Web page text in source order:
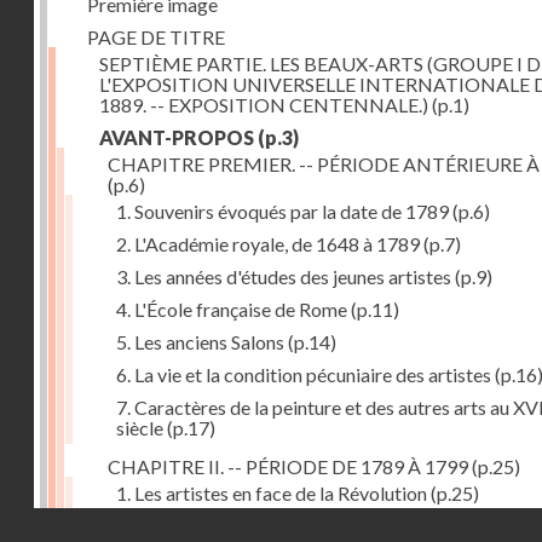
PAGE DE TITRE
SEPTIÈME PARTIE. LES BEAUX-ARTS (GROUPE I
L'EXPOSITION UNIVERSELLE INTERNATIONALE
1889. -- EXPOSITION CENTENNALE.) (p.1)
AVANT-PROPOS (p.3)
CHAPITRE PREMIER. -- PÉRIODE ANTÉRIEURE
(p.6)
1. Souvenirs évoqués par la date de 1789(p.6)
2. L'Académie royale, de 1648 à 1789(p.7)
3. Les années d'études des jeunes artistes (p.9)
4. L'École française de Rome(p.11)
5. Les anciens Salons (p.14)
6. La vie et la condition pécuniaire des artistes (p.16)
7. Caractères de la peinture et des autres arts au
siècle(p.17)
CHAPITRE II. -- PÉRIODE DE 1789 À 1799(p.25)
1. Les artistes en face de la Révolution(p.25)